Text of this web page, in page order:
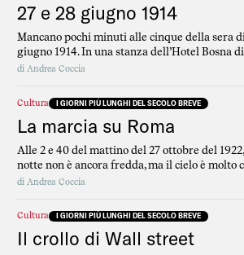
27 e 28 giugno 1914
Mancano pochi minuti alle cinque della sera
giugno 1914. In una stanza dell’Hotel Bosna
Sarajevo, ricolma di opere d’arte di ogni tipo
sta finendo di scrivere una lettera.
di Andrea Coccia
Cultura I GIORNI PIÙ LUNGHI DEL SECOLO BREVE
La marcia su Roma
Alle 2 e 40 del mattino del 27 ottobre del
notte non è ancora fredda, ma il cielo è molto
ore successive ci si aspettano forti piogge.
di Andrea Coccia
Cultura I GIORNI PIÙ LUNGHI DEL SECOLO BREVE
Il crollo di Wall street